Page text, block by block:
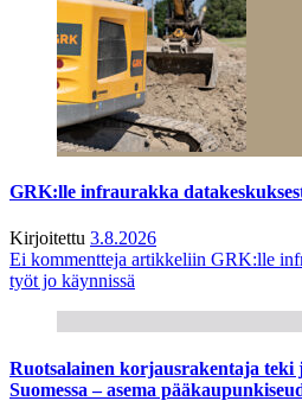
GRK:lle infraurakka
Kirjoitettu 3.8.2026
Ei kommentteja artikkeliin GRK:lle
työt jo käynnissä
Ruotsalainen korjausrakentaja teki
Suomessa – asema